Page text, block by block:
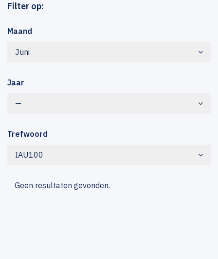
Filter op:
Maand
Juni
Jaar
—
Trefwoord
IAU100
Geen resultaten gevonden.